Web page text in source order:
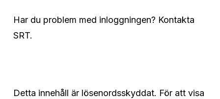
Har du problem med inloggningen? Kontakta
SRT.
Detta innehåll är lösenordsskyddat. För att visa